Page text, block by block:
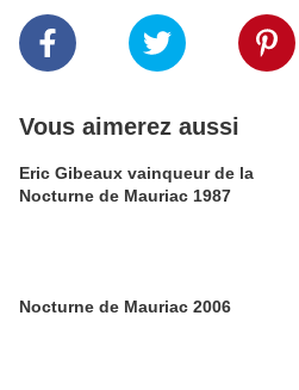
Vous aimerez aussi
Eric Gibeaux vainqueur de la
Nocturne de Mauriac 1987
Nocturne de Mauriac 2006